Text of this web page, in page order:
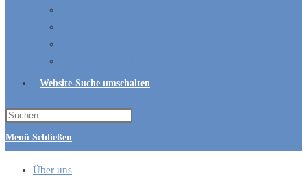
Website-Suche umschalten
Menü Schließen
Über uns